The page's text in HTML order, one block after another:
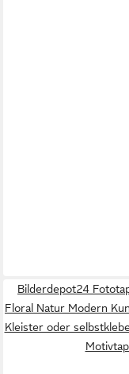
Bilderdepot24
Floral Natur Modern
Kleister oder